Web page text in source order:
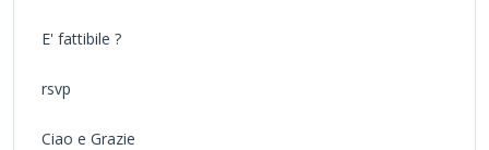
E' fattibile ?
rsvp
Ciao e Grazie